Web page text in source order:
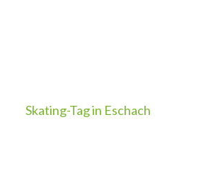
Skating-Tag in Eschach